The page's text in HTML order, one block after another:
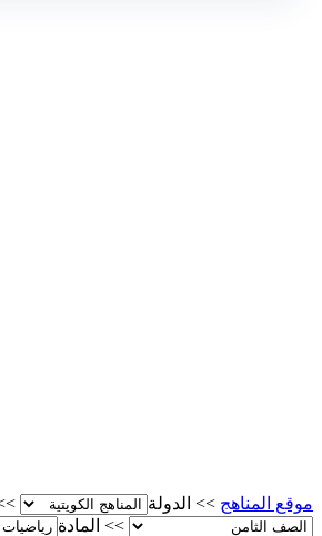
>> الدولة >>
الصف
المادة